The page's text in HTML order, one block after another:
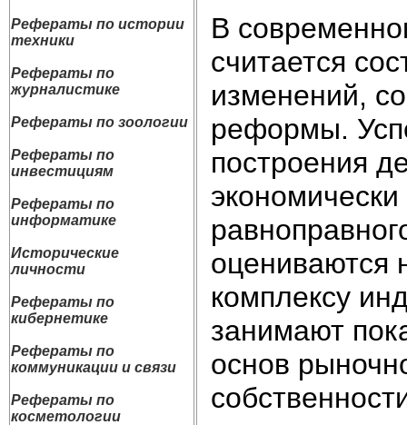
Рефераты по истории
техники
Рефераты по
журналистике
Рефераты по зоологии
Рефераты по
инвестициям
Рефераты по
информатике
Исторические
личности
Рефераты по
кибернетике
Рефераты по
коммуникации и связи
Рефераты по
косметологии
В
считается
изменений,
реформы.
построения
экономически
оцениваются
комплексу
занимают
основ